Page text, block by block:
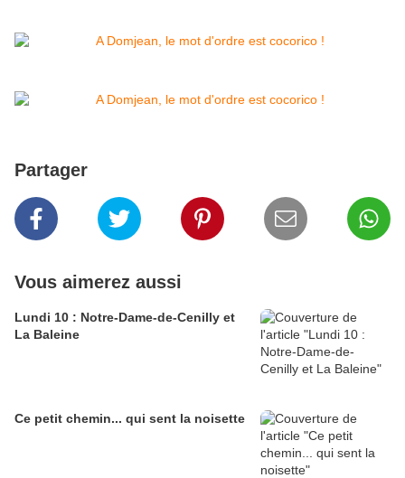
Partager
Vous aimerez aussi
Lundi 10 : Notre-Dame-de-Cenilly et
La Baleine
Ce petit chemin... qui sent la noisette